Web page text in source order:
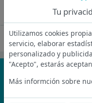
¡No te pierdas nada!
Únete a la comunidad
ofertas de empleo
Tu
Utilizamos cookies
servicio, elaborar
personalizado y
"Acepto", estarás
Más informción sobre